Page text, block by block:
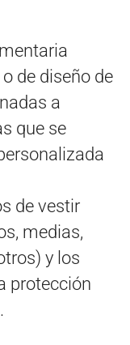
de diseño de
a
que se
de vestir
medias,
y los
protección